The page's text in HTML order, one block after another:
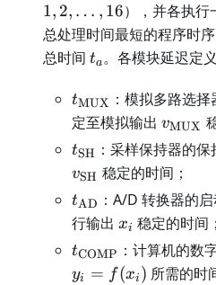
1, 2, … , 16），并各执行
总处理时间最短的程序时
总时间 t_a
ta。各模块延迟定
tMUX ：模拟多路选
定至模拟输出 vMUX
t_{\mathrm{SH}}
tSH ：采样保持器的
v_{\mathrm{SH}}
vSH 稳定的时间；
tAD ：A/D 转换器的
行输出 x_i
xi 稳定的时间；
tCOMP ：计算机的数
y_i=f(x_i)
yi = f(xi ) 所需的时